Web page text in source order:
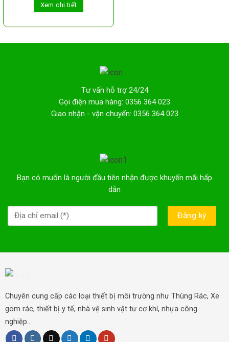
Xem chi tiết
Tư vấn hỗ trợ 24/24
Gọi điện mua hàng: 0356 364 023
Giao nhận - vận chuyển: 0356 364 023
Bạn có muốn là người đầu tiên nhận được khuyến mãi hấp
dẫn
Chuyên cung cấp các loại thiết bị môi trường như Thùng Rác, Xe
gom rác, thiết bị y tế, nhà vệ sinh vật tư cơ khí, nhựa công
nghiệp...